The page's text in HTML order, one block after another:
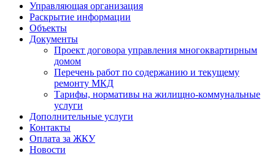
Управляющая организация
Раскрытие информации
Объекты
Документы
Проект договора управления многоквартирным
домом
Перечень работ по содержанию и текущему
ремонту МКД
Тарифы, нормативы на жилищно-коммунальные
услуги
Дополнительные услуги
Контакты
Оплата за ЖКУ
Новости